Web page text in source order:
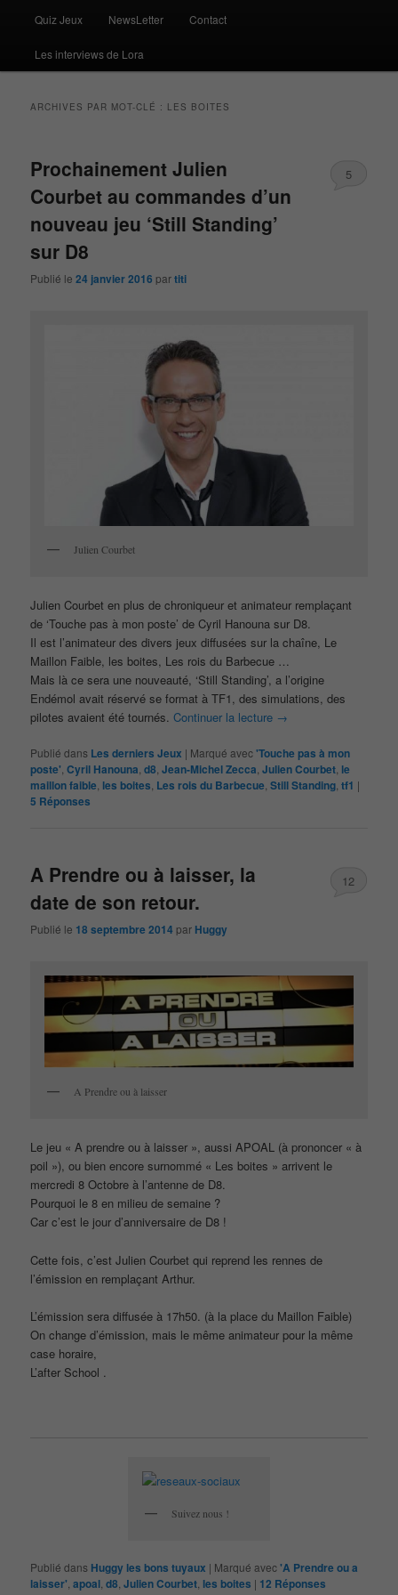
Quiz Jeux NewsLetter Contact
Les interviews de Lora
ARCHIVES PAR MOT-CLÉ : LES BOITES
Prochainement Julien
Courbet au commandes d’un
nouveau jeu ‘Still Standing’
sur D8
Publié le24 janvier 2016 partiti
5
Julien Courbet
Julien Courbet en plus de chroniqueur et animateur remplaçant
de ‘Touche pas à mon poste’ de Cyril Hanouna sur D8.
Il est l’animateur des divers jeux diffusées sur la chaîne, Le
Maillon Faible, les boites, Les rois du Barbecue …
Mais là ce sera une nouveauté, ‘Still Standing’, a l’origine
Endémol avait réservé se format à TF1, des simulations, des
pilotes avaient été tournés.Continuer la lecture →
Publié dans Les derniers Jeux | Marqué avec'Touche pas à mon
poste' ,Cyril Hanouna ,d8 ,Jean-Michel Zecca ,Julien Courbet le
maillon faible les boites Les rois du Barbecue ,Still Standing ,tf1 |
5 Réponses
A Prendre ou à laisser, la
date de son retour.
Publié le 18 septembre 2014 par Huggy
12
A Prendre ou à laisser
Le jeu « A prendre ou à laisser », aussi APOAL (à prononcer « à
poil »), ou bien encore surnommé « Les boites » arrivent le
mercredi 8 Octobre à l’antenne de D8.
Pourquoi le 8 en milieu de semaine ?
Car c’est le jour d’anniversaire de D8 !
Cette fois, c’est Julien Courbet qui reprend les rennes de
l’émission en remplaçant Arthur.
L’émission sera diffusée à 17h50. (à la place du Maillon Faible)
On change d’émission, mais le même animateur pour la même
case horaire,
L’after School .
Suivez nous !
Publié dans Huggy les bons tuyaux | Marqué avec'A Prendre ou a
laisser' ,apoal ,d8 ,Julien Courbet les boites | 12 Réponses